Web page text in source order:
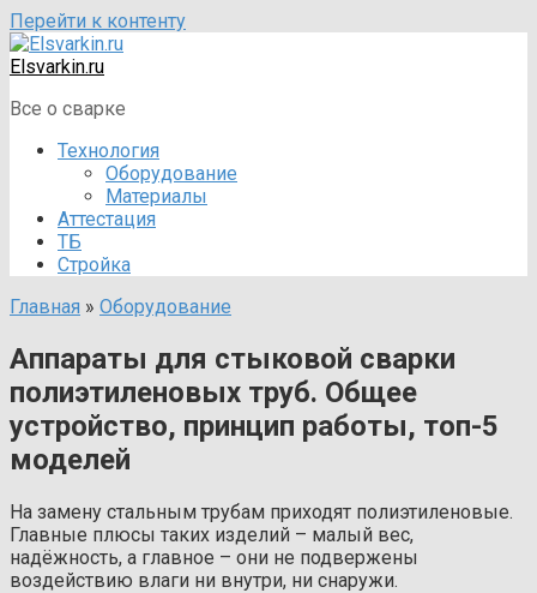
Перейти к контенту
Elsvarkin.ru
Все о сварке
Технология
Оборудование
Материалы
Аттестация
ТБ
Стройка
Главная » Оборудование
Аппараты для стыковой сварки
полиэтиленовых труб. Общее
устройство, принцип работы, топ-5
моделей
На замену стальным трубам приходят полиэтиленовые.
Главные плюсы таких изделий – малый вес,
надёжность, а главное – они не подвержены
воздействию влаги ни внутри, ни снаружи.